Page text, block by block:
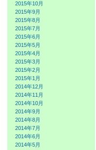
2015年10月
2015年9月
2015年8月
2015年7月
2015年6月
2015年5月
2015年4月
2015年3月
2015年2月
2015年1月
2014年12月
2014年11月
2014年10月
2014年9月
2014年8月
2014年7月
2014年6月
2014年5月